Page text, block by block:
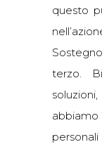
questo
terzo.